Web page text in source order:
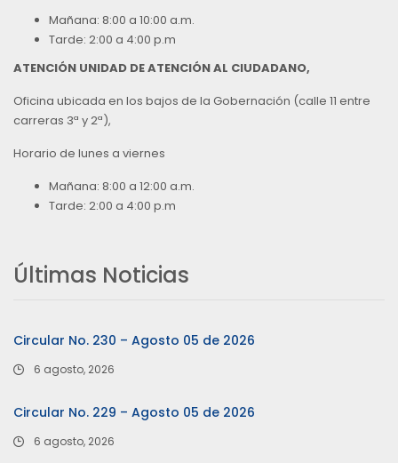
Mañana: 8:00 a 10:00 a.m.
Tarde: 2:00 a 4:00 p.m
ATENCIÓN UNIDAD DE ATENCIÓN AL CIUDADANO,
Oficina ubicada en los bajos de la Gobernación (calle 11 entre
carreras 3ª y 2ª),
Horario de lunes a viernes
Mañana: 8:00 a 12:00 a.m.
Tarde: 2:00 a 4:00 p.m
Últimas Noticias
Circular No. 230 – Agosto 05 de 2026
6 agosto, 2026
Circular No. 229 – Agosto 05 de 2026
6 agosto, 2026